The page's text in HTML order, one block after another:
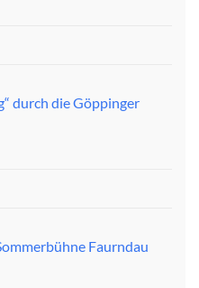
durch die Göppinger
Faurndau